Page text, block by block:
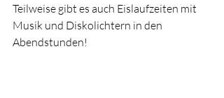
Teilweise gibt es auch Eislaufzeiten mit
Musik und Diskolichtern in den
Abendstunden!